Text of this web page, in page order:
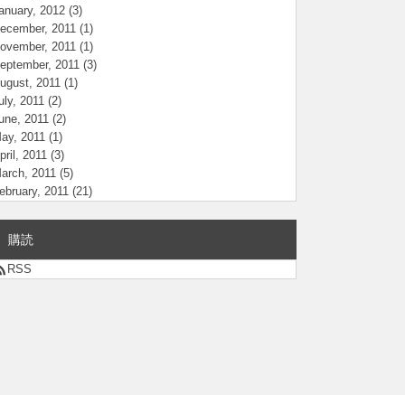
2012 (3)
2011 (1)
2011 (1)
2011 (3)
2011 (1)
2011 (2)
2011 (2)
2011 (1)
2011 (3)
2011 (5)
2011 (21)
購読
RSS